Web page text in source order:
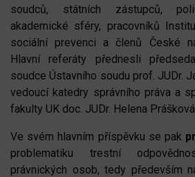
soudců, státních zástupců,
akademické sféry, pracovníků
sociální prevenci a členů České
Hlavní referáty přednesli
soudce Ústavního soudu prof. JUDr.
vedoucí katedry správního práva a
fakulty UK doc. JUDr. Helena
Ve svém hlavním příspěvku se pak
problematiku trestní
právnických osob, tedy především